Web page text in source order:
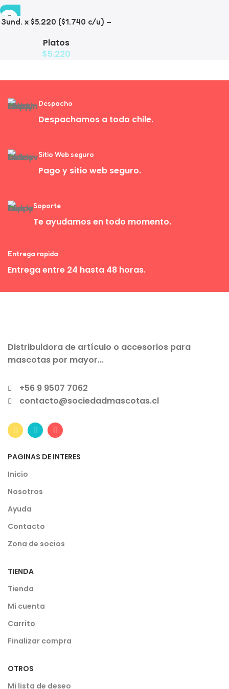
3und. x $5.220 ($1.740 c/u) –
Platos
$5.220
Despacho
Despachamos a todo chile.
Sitio Web seguro
Pago y sitio web seguro.
Soporte
Te ayudamos en todo momento.
Entrega rapida
Entrega entre 24 hasta 48 horas.
Distribuidora de artículo o accesorios para
mascotas por mayor...
+56 9 9507 7062
contacto@sociedadmascotas.cl
PAGINAS DE INTERES
Inicio
Nosotros
Ayuda
Contacto
Zona de socios
TIENDA
Tienda
Mi cuenta
Carrito
Finalizar compra
OTROS
Mi lista de deseo